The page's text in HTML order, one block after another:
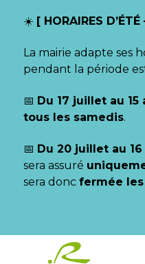
☀️ [ HORAIRES
La mairie adapte ses
pendant la période
📅 Du 17 juillet au
tous les samedis.
📅 Du 20 juillet au
sera assuré
sera donc fermée